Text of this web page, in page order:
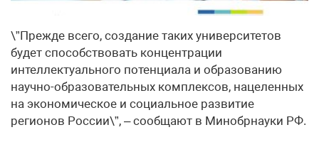
\”Прежде всего, создание таких университетов
будет способствовать концентрации
интеллектуального потенциала и образованию
научно-образовательных комплексов, нацеленных
на экономическое и социальное развитие
регионов России\”, – сообщают в Минобрнауки РФ.